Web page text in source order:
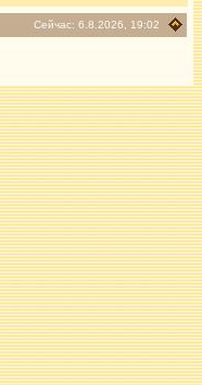
Сейчас: 6.8.2026, 19:02